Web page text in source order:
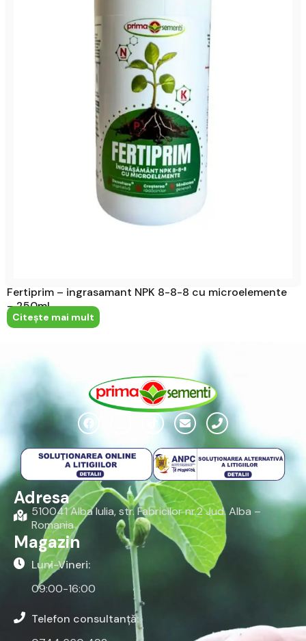
Fertiprim – ingrasamant NPK 8-8-8 cu microelemente
– 250ml
Citeşte mai mult
Adresa
510041 Alba Iulia, str. Fabricilor nr.2 Jud. Alba –
Romania
Magazin
Luni-Vineri:
09:00-16:00
Telefon consultanță: